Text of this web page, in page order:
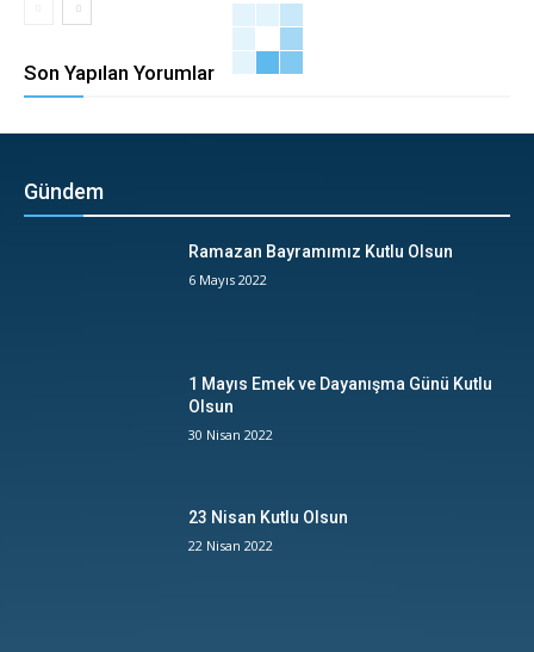
Son Yapılan Yorumlar
Gündem
Ramazan Bayramımız Kutlu Olsun
6 Mayıs 2022
1 Mayıs Emek ve Dayanışma Günü Kutlu
Olsun
30 Nisan 2022
23 Nisan Kutlu Olsun
22 Nisan 2022